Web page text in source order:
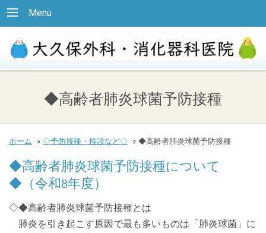
Menu
◆高齢者肺炎球菌予防接種
ホーム » ◇予防接種・検診など◇ » ◆高齢者肺炎球菌予防接種
◆高齢者肺炎球菌予防接種について
◆（令和8年度）
◇◆高齢者肺炎球菌予防接種とは
肺炎を引き起こす原因で最も多いものは「肺炎球菌」に